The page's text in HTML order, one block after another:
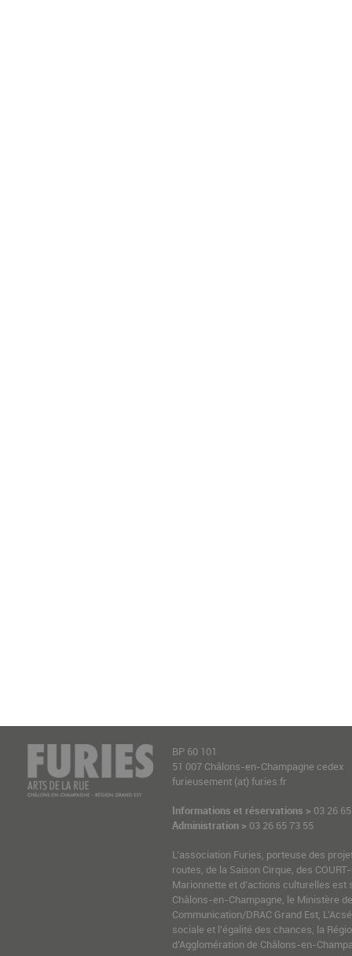
BP 60 101
51 007 Châlons-en-Champagne cedex
furieusement (at) furies.fr
Informations et réservations > 03 26
Administration > 03 26 65 73 55
L’association Furies, porteuse des
routes, de la Saison Cirque, des
Marionnette et d’actions culturelles est
Châlons-en-Champagne, le Ministère
Communication/DRAC Grand Est,
sociale et l’égalité des chances, la
d’Agglomération de Châlons-en-